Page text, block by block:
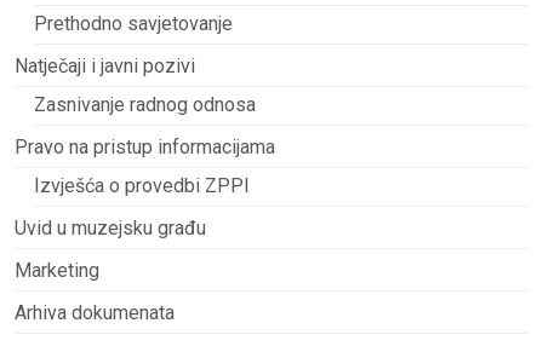
Prethodno savjetovanje
Natječaji i javni pozivi
Zasnivanje radnog odnosa
Pravo na pristup informacijama
Izvješća o provedbi ZPPI
Uvid u muzejsku građu
Marketing
Arhiva dokumenata